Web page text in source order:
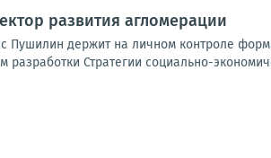
развития агломерации
Пушилин держит на личном контроле
Стратегии социально-